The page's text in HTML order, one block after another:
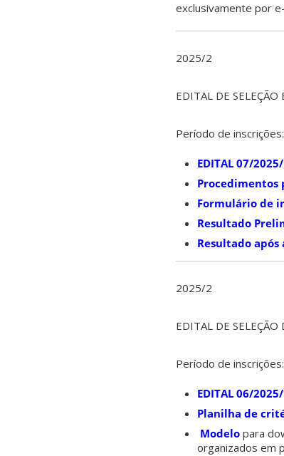
exclusivamente por
2025/2
EDITAL DE
Período de
EDITAL 07/2025/
Procedimentos
Formulário de
Resultado
Resultado após
2025/2
EDITAL DE
Período de
EDITAL 06/2025/
Planilha de
Modelo para
organizados em